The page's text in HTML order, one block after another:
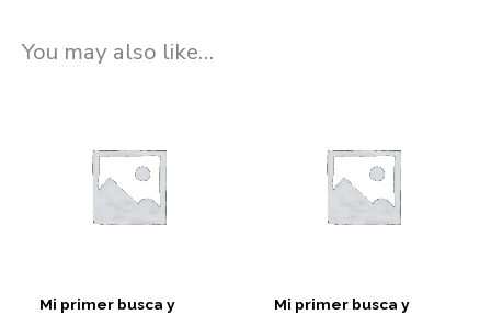
You may also like…
Mi primer busca y
Mi primer busca y